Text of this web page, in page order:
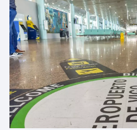
MLS
Brais Méndez, a gol
Columbus